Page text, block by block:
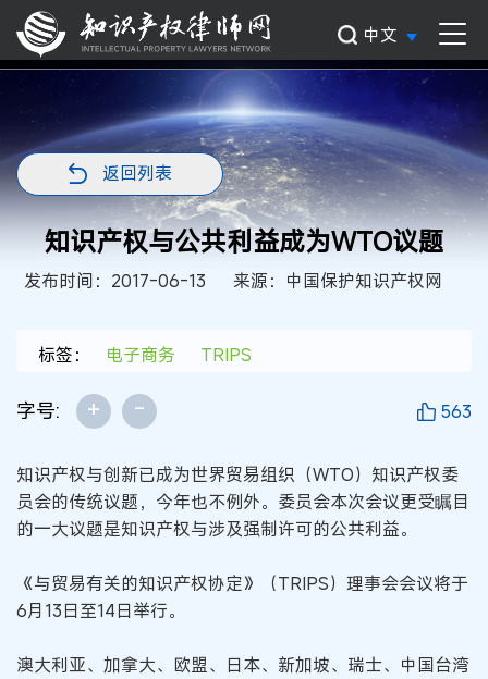
中文
返回列表
知识产权与公共利益成为WTO议题
发布时间：2017-06-13 来源：中国保护知识产权网
标签： 电子商务 TRIPS
字号: + - 563
知识产权与创新已成为世界贸易组织（WTO）知识产权委
员会的传统议题，今年也不例外。委员会本次会议更受瞩目
的一大议题是知识产权与涉及强制许可的公共利益。
《与贸易有关的知识产权协定》（TRIPS）理事会会议将于
6月13日至14日举行。
澳大利亚、加拿大、欧盟、日本、新加坡、瑞士、中国台湾